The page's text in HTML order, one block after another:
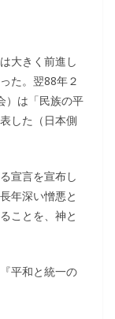
大きく前進し
た。翌88年２
）は「民族の平
した（日本側
宣言を宣布し
年深い憎悪と
ことを、神と
平和と統一の